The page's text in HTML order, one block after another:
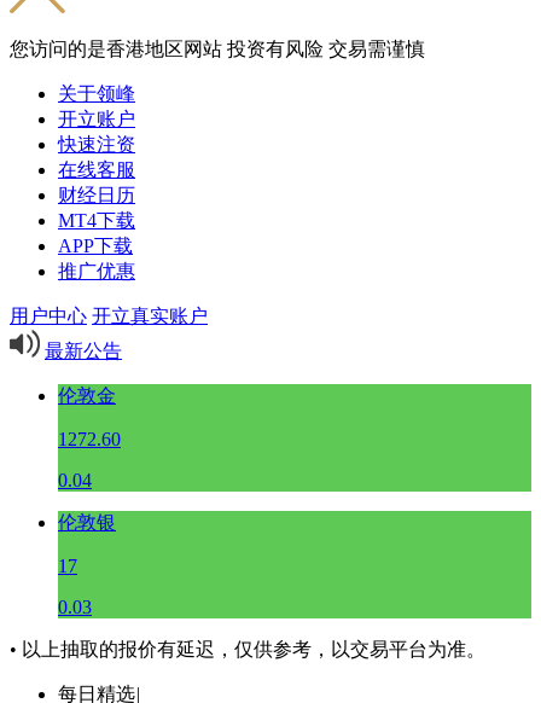
您访问的是香港地区网站 投资有风险 交易需谨慎
关于领峰
开立账户
快速注资
在线客服
财经日历
MT4下载
APP下载
推广优惠
用户中心 开立真实账户
最新公告
伦敦金
1272.60
0.04
伦敦银
17
0.03
• 以上抽取的报价有延迟，仅供参考，以交易平台为准。
每日精选|